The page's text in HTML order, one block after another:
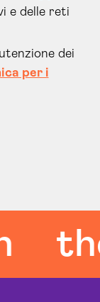
e delle reti
dei
per i